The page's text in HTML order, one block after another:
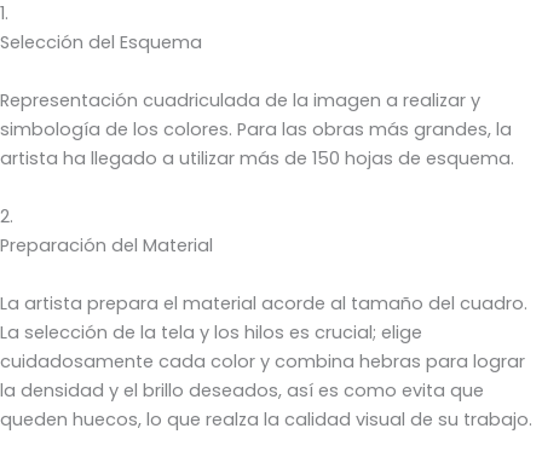
1.
Selección del Esquema
Representación cuadriculada de la imagen a realizar y
simbología de los colores. Para las obras más grandes, la
artista ha llegado a utilizar más de 150 hojas de esquema.
2.
Preparación del Material
La artista prepara el material acorde al tamaño del cuadro.
La selección de la tela y los hilos es crucial; elige
cuidadosamente cada color y combina hebras para lograr
la densidad y el brillo deseados, así es como evita que
queden huecos, lo que realza la calidad visual de su trabajo.